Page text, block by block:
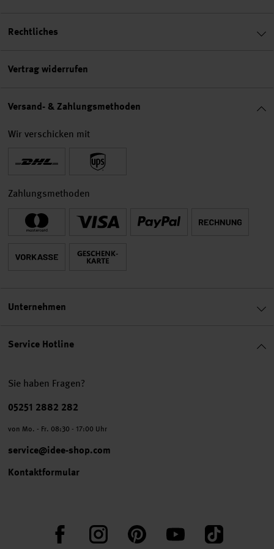
Service Hotline
Sie haben Fragen?
Telefonnummer
05251 2882 282
von Mo. - Fr. 08:30 - 17:00 Uhr
service@idee-shop.com
Kontaktformular
FacebookInstagram PinterestYouTube TikTok
Rechtliches
Vertrag widerrufen
Versand- & Zahlungsmethoden
Wir verschicken mit
Zahlungsmethoden
Unternehmen